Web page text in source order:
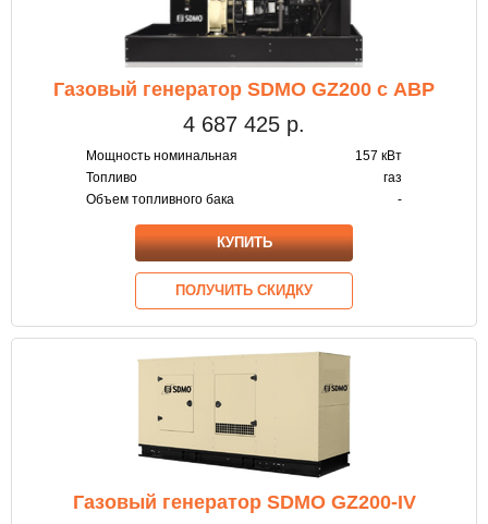
Газовый генератор SDMO GZ200 с АВР
4 687 425 р.
Мощность номинальная
157 кВт
Топливо
газ
Объем топливного бака
-
КУПИТЬ
ПОЛУЧИТЬ СКИДКУ
Газовый генератор SDMO GZ200-IV